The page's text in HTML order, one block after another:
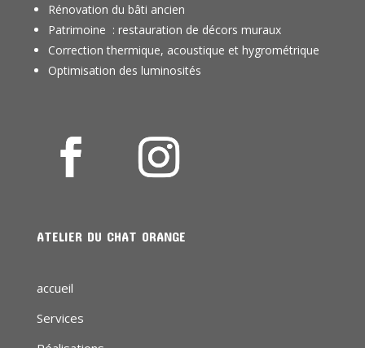
Rénovation du bâti ancien
Patrimoine : restauration de décors muraux
Correction thermique, acoustique et hygrométrique
Optimisation des luminosités
ATELIER DU CHAT ORANGE
accueil
Services